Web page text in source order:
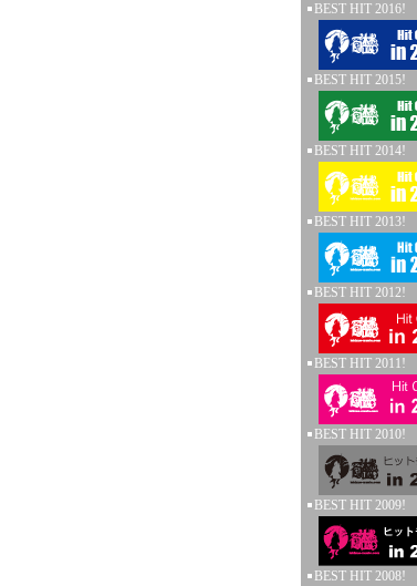
BEST HIT 2016!
BEST HIT 2015!
BEST HIT 2014!
BEST HIT 2013!
BEST HIT 2012!
BEST HIT 2011!
BEST HIT 2010!
BEST HIT 2009!
BEST HIT 2008!